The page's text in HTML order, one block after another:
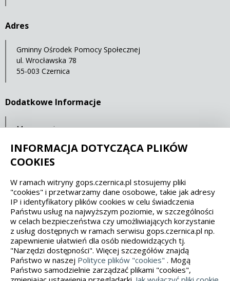
Adres
Gminny Ośrodek Pomocy Społecznej
ul. Wrocławska 78
55-003 Czernica
Dodatkowe Informacje
Mapa serwisu
Statystyki oglądalności
Spełniamy standardy dostępności oraz W3C
WCAG 2.1 SECTION 508 EAA/EN 301549
IS 5568
INFORMACJA DOTYCZĄCA PLIKÓW
COOKIES
W ramach witryny gops.czernica.pl stosujemy pliki
"cookies" i przetwarzamy dane osobowe, takie jak adresy
IP i identyfikatory plików cookies w celu świadczenia
Państwu usług na najwyższym poziomie, w szczególności
w celach bezpieczeństwa czy umożliwiających korzystanie
z usług dostępnych w ramach serwisu gops.czernica.pl np.
zapewnienie ułatwień dla osób niedowidzących tj.
"Narzędzi dostępności". Więcej szczegółów znajdą
Państwo w naszej Polityce plików "cookies" . Mogą
Państwo samodzielnie zarządzać plikami "cookies",